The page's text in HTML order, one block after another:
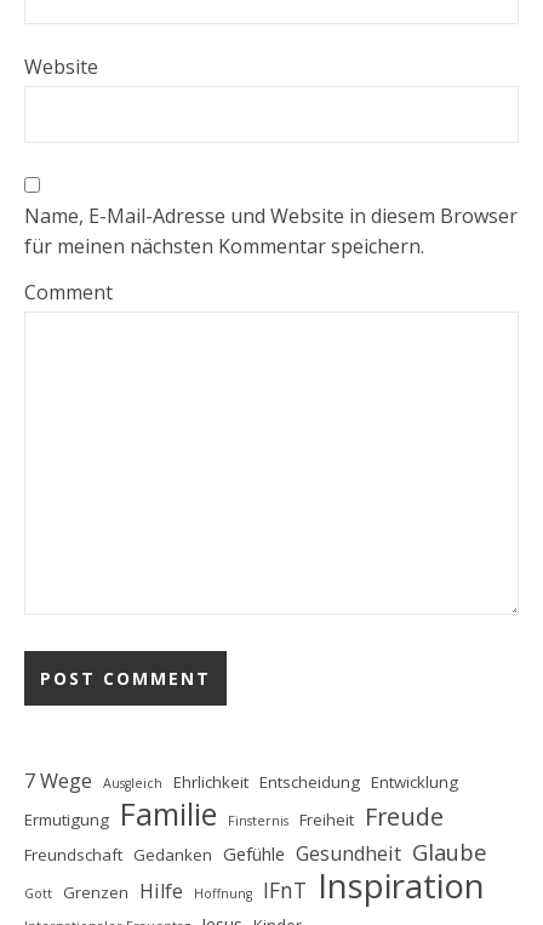
Website
Name, E-Mail-Adresse und Website in diesem Browser
für meinen nächsten Kommentar speichern.
Comment
7 Wege Ausgleich Ehrlichkeit Entscheidung Entwicklung
Ermutigung
Familie Finsternis Freiheit Freude
Freundschaft Gedanken Gefühle Gesundheit Glaube
Gott Grenzen Hilfe Hoffnung IFnT Inspiration